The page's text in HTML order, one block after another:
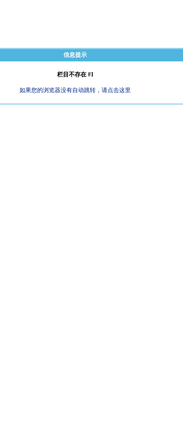
信息提示
栏目不存在 #1
如果您的浏览器没有自动跳转，请点击这里